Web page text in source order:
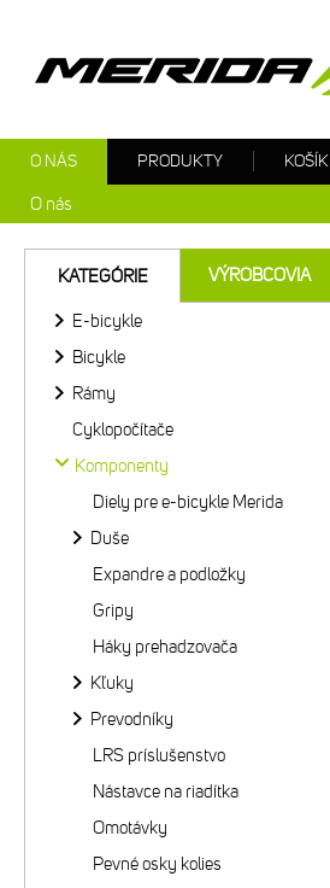
KATEGÓRIE VÝROBCOVIA
E-bicykle
Bicykle
Rámy
Cyklopočítače
Komponenty
Diely pre e-bicykle Merida
Duše
Expandre a podložky
Gripy
Háky prehadzovača
Kľuky
Prevodníky
LRS príslušenstvo
Nástavce na riadítka
Omotávky
Pevné osky kolies
O NÁS
O nás
PRODUKTY KOŠÍK